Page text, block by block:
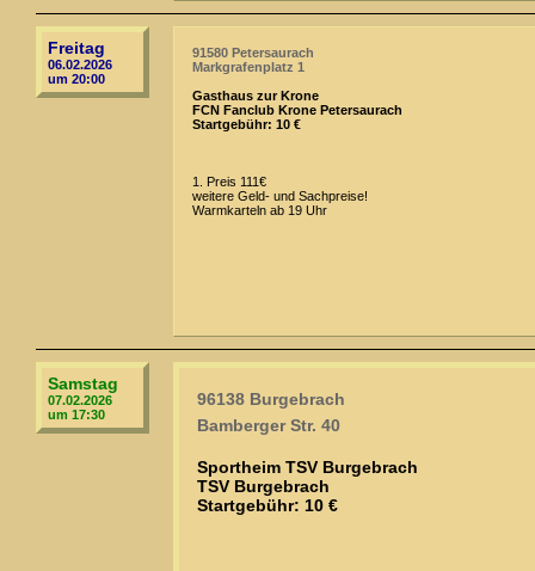
Freitag
06.02.2026
um 20:00
91580 Petersaurach
Markgrafenplatz 1
Gasthaus zur Krone
FCN Fanclub Krone Petersaurach
Startgebühr: 10 €
1. Preis 111€
weitere Geld- und Sachpreise!
Warmkarteln ab 19 Uhr
Samstag
07.02.2026
um 17:30
96138 Burgebrach
Bamberger Str. 40
Sportheim TSV Burgebrach
TSV Burgebrach
Startgebühr: 10 €